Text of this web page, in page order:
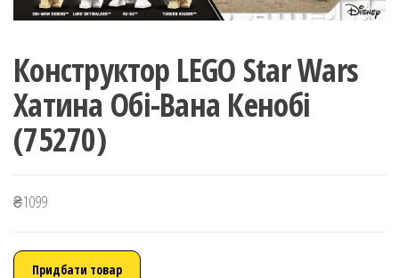
Конструктор LEGO Star Wars
Хатина Обі-Вана Кенобі
(75270)
₴1099
Придбати товар